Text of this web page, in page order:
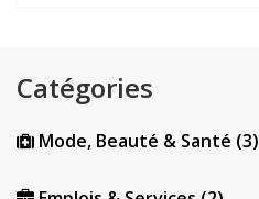
Catégories
Mode, Beauté & Santé (3)